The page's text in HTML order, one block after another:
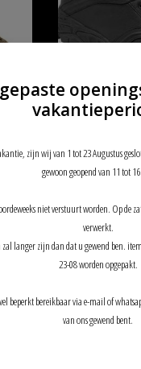
Garmont Garmont
€175,00
zijn wij van 1 tot 23 Augustus
gewoon geopend van 11 tot
niet verstuurt worden. Op de
verwerkt.
zal langer zijn dan dat u gewend ben.
23-08 worden opgepakt.
beperkt bereikbaar via e-mail of
van ons gewend bent.